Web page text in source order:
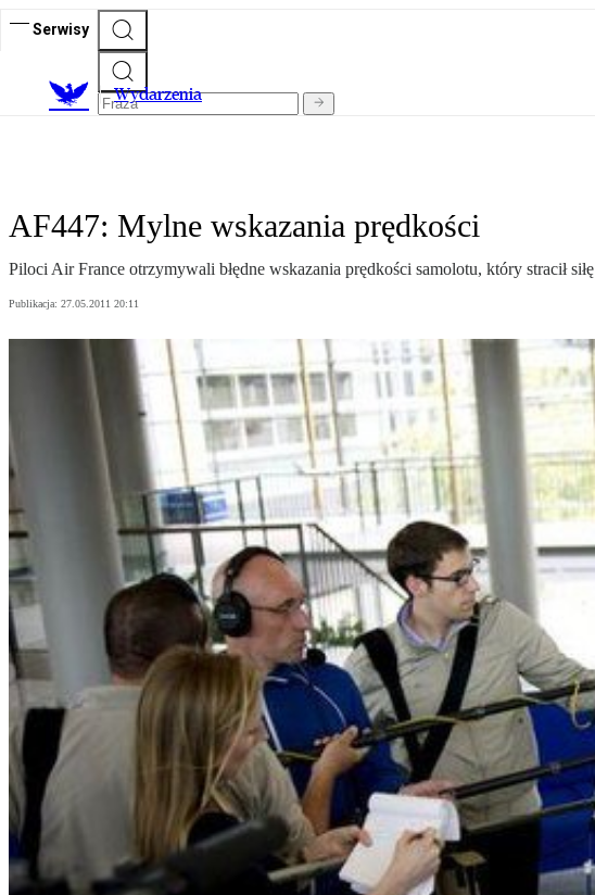
Serwisy
Wydarzenia
AF447: Mylne wskazania prędkości
Piloci Air France otrzymywali błędne wskazania prędkości samolotu, który stracił
Publikacja: 27.05.2011 20:11